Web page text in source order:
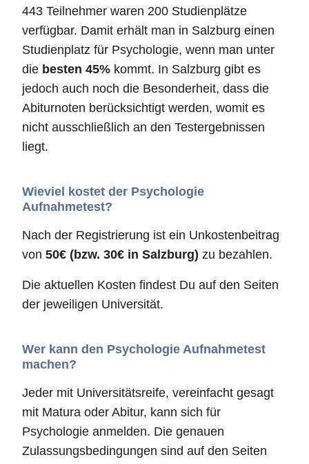
443 Teilnehmer waren 200 Studienplätze
verfügbar. Damit erhält man in Salzburg einen
Studienplatz für Psychologie, wenn man unter
die besten 45% kommt. In Salzburg gibt es
jedoch auch noch die Besonderheit, dass die
Abiturnoten berücksichtigt werden, womit es
nicht ausschließlich an den Testergebnissen
liegt.
Wieviel kostet der Psychologie
Aufnahmetest?
Nach der Registrierung ist ein Unkostenbeitrag
von 50€ (bzw. 30€ in Salzburg) zu bezahlen.
Die aktuellen Kosten findest Du auf den Seiten
der jeweiligen Universität.
Wer kann den Psychologie Aufnahmetest
machen?
Jeder mit Universitätsreife, vereinfacht gesagt
mit Matura oder Abitur, kann sich für
Psychologie anmelden. Die genauen
Zulassungsbedingungen sind auf den Seiten